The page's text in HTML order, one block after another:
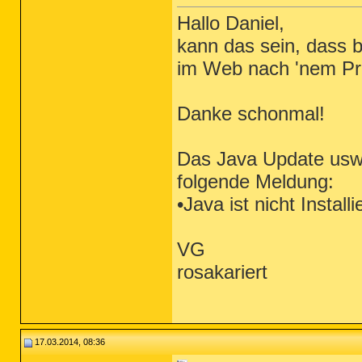
Hallo Daniel,
kann das sein, dass
im Web nach 'nem
Danke schonmal!
Das Java Update
folgende Meldung:
•Java ist nicht
VG
rosakariert
17.03.2014, 08:36